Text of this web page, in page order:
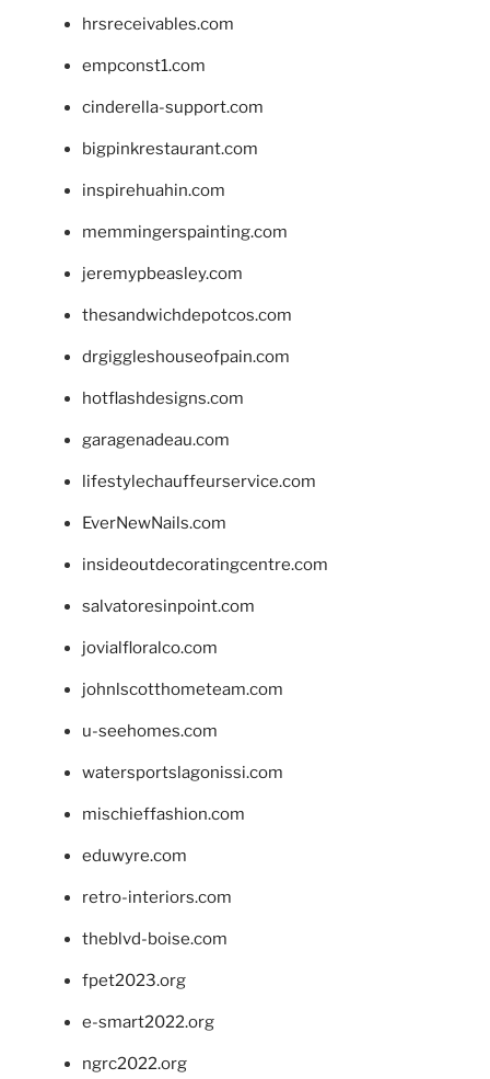
hrsreceivables.com
empconst1.com
cinderella-support.com
bigpinkrestaurant.com
inspirehuahin.com
memmingerspainting.com
jeremypbeasley.com
thesandwichdepotcos.com
drgiggleshouseofpain.com
hotflashdesigns.com
garagenadeau.com
lifestylechauffeurservice.com
EverNewNails.com
insideoutdecoratingcentre.com
salvatoresinpoint.com
jovialfloralco.com
johnlscotthometeam.com
u-seehomes.com
watersportslagonissi.com
mischieffashion.com
eduwyre.com
retro-interiors.com
theblvd-boise.com
fpet2023.org
e-smart2022.org
ngrc2022.org